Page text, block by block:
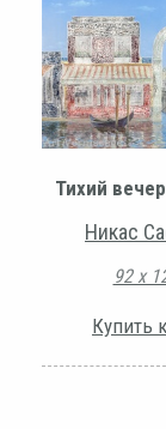
Тихий
Никас
92 х
Купить